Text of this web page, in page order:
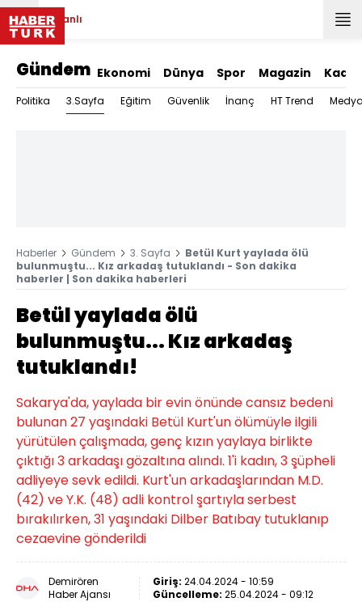
Canlı
Gündem Ekonomi Dünya Spor Magazin Kadın
Politika 3.Sayfa Eğitim Güvenlik İnanç HT Trend
Haberler Gündem 3. Sayfa
Betül Kurt yaylada ölü
bulunmuştu... Kız arkadaş tutuklandı - Son dakika
haberler | Son dakika haberleri
Betül yaylada ölü
bulunmuştu... Kız arkadaş
tutuklandı!
Sakarya'da, yaylada bir evin önünde cansız bedeni
bulunan 27 yaşındaki Betül Kurt'un ölümüyle ilgili
yürütülen çalışmada, genç kızın yaylaya birlikte
çıktığı 3 arkadaşı gözaltına alındı. 1'i kadın, 3 şüpheli
adliyeye sevk edildi. Kurt'un arkadaşlarından M.D.
(42) ve Y.K. (48) adli kontrol şartıyla serbest
bırakılırken, 31 yaşındaki Dilber Batıbay tutuklanıp
cezaevine gönderildi
Demirören
Haber Ajansı
Giriş: 24.04.2024 - 10:59
Güncelleme: 25.04.2024 - 09:12